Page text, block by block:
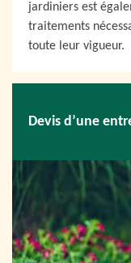
jardiniers est
traitements
toute leur vigueur.
Devis d’une